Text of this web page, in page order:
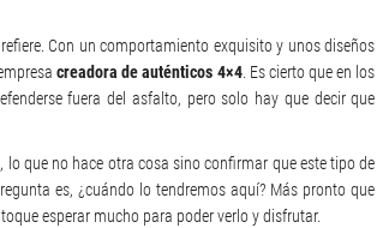
Con un comportamiento exquisito y unos diseños
creadora de auténticos 4×4. Es cierto que en los
fuera del asfalto, pero solo hay que decir que
, lo que no hace otra cosa sino confirmar que este tipo de
es, ¿cuándo lo tendremos aquí? Más pronto que
esperar mucho para poder verlo y disfrutar.